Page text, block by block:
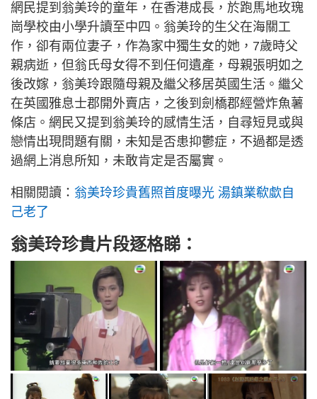
網民提到翁美玲的童年，在香港成長，於跑馬地玫瑰
崗學校由小學升讀至中四。翁美玲的生父在海關工
作，卻有兩位妻子，作為家中獨生女的她，7歲時父
親病逝，但翁氏母女得不到任何遺產，母親張明如之
後改嫁，翁美玲跟隨母親及繼父移居英國生活。繼父
在英國雅息士郡開外賣店，之後到劍橋郡經營炸魚薯
條店。網民又提到翁美玲的感情生活，自尋短見或與
戀情出現問題有關，未知是否患抑鬱症，不過都是透
過網上消息所知，未敢肯定是否屬實。
相關閱讀： 翁美玲珍貴舊照首度曝光 湯鎮業欷歔自
己老了
翁美玲珍貴片段逐格睇：